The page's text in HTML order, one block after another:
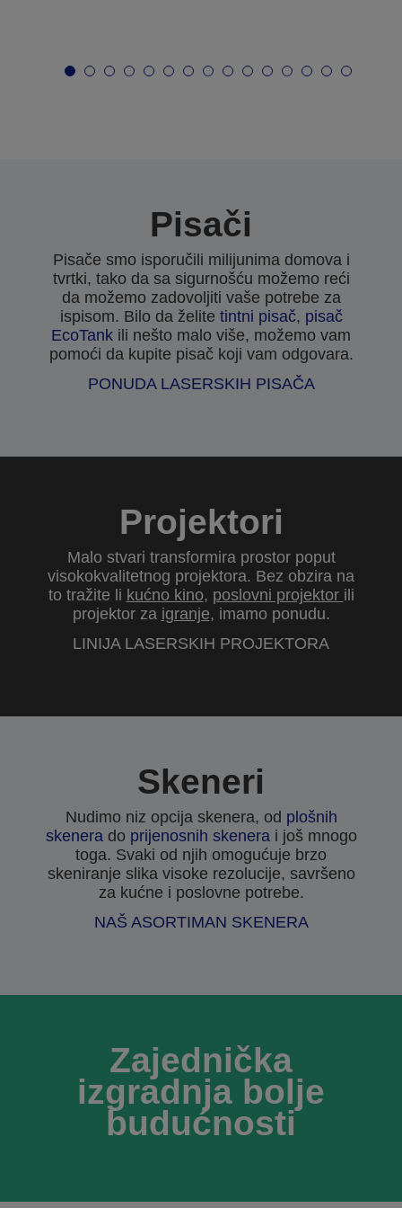
Pisači
Pisače smo isporučili milijunima domova i
tvrtki, tako da sa sigurnošću možemo reći
da možemo zadovoljiti vaše potrebe za
ispisom. Bilo da želite tintni pisač, pisač
EcoTank ili nešto malo više, možemo vam
pomoći da kupite pisač koji vam odgovara.
PONUDA LASERSKIH PISAČA
Projektori
Malo stvari transformira prostor poput
visokokvalitetnog projektora. Bez obzira na
to tražite li kućno kino, poslovni projektor ili
projektor za igranje, imamo ponudu.
LINIJA LASERSKIH PROJEKTORA
Skeneri
Nudimo niz opcija skenera, od plošnih
skenerado prijenosnih skenerai još mnogo
toga. Svaki od njih omogućuje brzo
skeniranje slika visoke rezolucije, savršeno
za kućne i poslovne potrebe.
NAŠ ASORTIMAN SKENERA
Zajednička
izgradnja bolje
budućnosti